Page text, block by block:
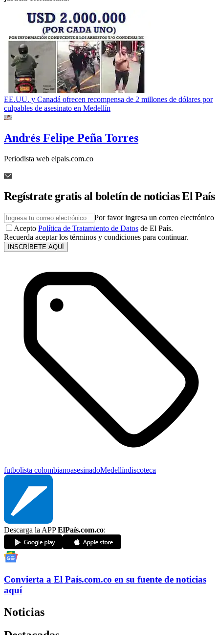
EE.UU. y Canadá ofrecen recompensa de 2 millones de dólares por
culpables de asesinato en Medellín
Andrés Felipe Peña Torres
Periodista web elpais.com.co
Regístrate gratis al boletín de noticias El País
Por favor ingresa un correo electrónico
Acepto Política de Tratamiento de Datos de El País.
Recuerda aceptar los términos y condiciones para continuar.
INSCRÍBETE AQUÍ
futbolista colombianoasesinadoMedellíndiscoteca
Descarga la APPElPaís.com.co:
Convierta a El País.com.co en su fuente de noticias
aquí
Noticias